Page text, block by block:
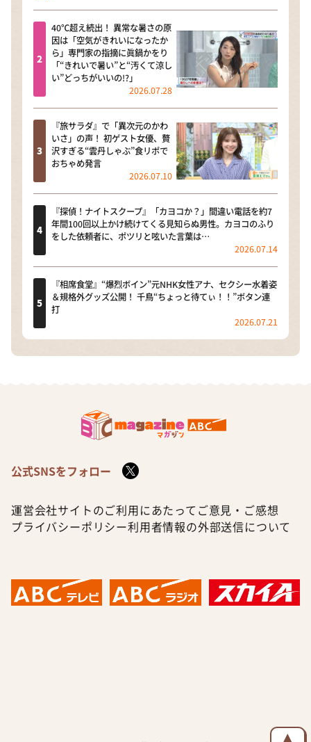
40℃超え続出！ 異常な暑さの原
因は「空気がきれいになったか
ら」専門家の指摘に眞鍋かをり
「“きれいで暑い”と“汚くて涼し
い”どっちがいいの!?」
2026.07.28
『旅サラダ』で「異次元のかわ
いさ」の声！ 初ゲスト女優、贅
沢すぎる“雲丹しゃぶ”食リポで
おちゃめ発言
2026.07.10
『探偵！ナイトスクープ』「カヨコか？」間違い電話を約7
年間100回以上かけ続けてくる見知らぬ男性。カヨコのふり
をした依頼者に、ポツリと呟いた言葉は…
2026.07.14
『相席食堂』“爆烈ボイン”元NHK女性アナ、セクシー水着姿
＆規格外グッズ公開！ 千鳥“ちょっと待てぃ！！”ボタン連
打
2026.07.21
公式SNSをフォロー
運営会社サイトのご利用にあたって ご意見・ご感想
プライバシーポリシー利用者情報の外部送信について